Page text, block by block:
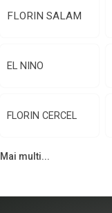
FLORIN SALAM
EL NINO
FLORIN CERCEL
Mai multi...